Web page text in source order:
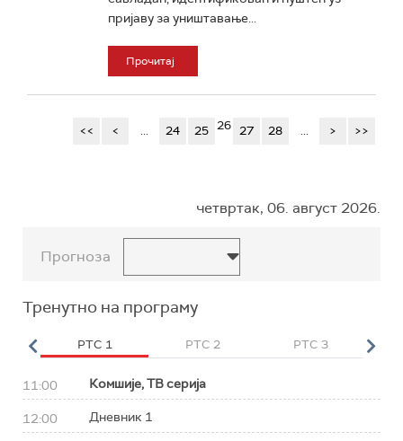
пријаву за уништавање...
Прочитај
<< < ... 24 25 26 27 28 ... > >>
четвртак, 06. август 2026.
Прогноза
Тренутно на програму
РТС 1 РТС 2 РТС 3
11:00 Комшије, ТВ серија
12:00 Дневник 1